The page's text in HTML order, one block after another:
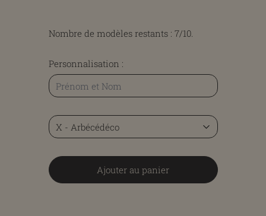
Nombre de modèles restants : 7/10.
Personnalisation :
Ajouter au panier